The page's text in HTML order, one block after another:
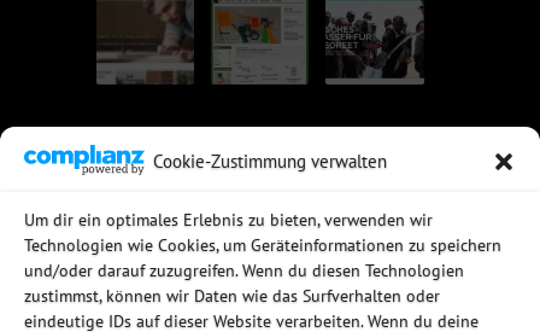
Cookie-Zustimmung verwalten
Um dir ein optimales Erlebnis zu bieten, verwenden wir
Technologien wie Cookies, um Geräteinformationen zu speichern
und/oder darauf zuzugreifen. Wenn du diesen Technologien
zustimmst, können wir Daten wie das Surfverhalten oder
eindeutige IDs auf dieser Website verarbeiten. Wenn du deine
Rechtssichere Email-Archivierung
MDaemon Mail- & Groupwareserver
Virtualisierung mit vmWare
Sophos UTM - Mehr als eine Firewall